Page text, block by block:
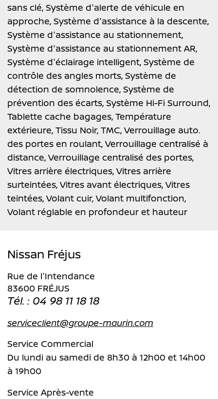
sans clé, Système d'alerte de véhicule en
approche, Système d'assistance à la descente,
Système d'assistance au stationnement,
Système d'assistance au stationnement AR,
Système d'éclairage intelligent, Système de
contrôle des angles morts, Système de
détection de somnolence, Système de
prévention des écarts, Système Hi-Fi Surround,
Tablette cache bagages, Température
extérieure, Tissu Noir, TMC, Verrouillage auto.
des portes en roulant, Verrouillage centralisé à
distance, Verrouillage centralisé des portes,
Vitres arrière électriques, Vitres arrière
surteintées, Vitres avant électriques, Vitres
teintées, Volant cuir, Volant multifonction,
Volant réglable en profondeur et hauteur
Nissan Fréjus
Rue de l'Intendance
83600 FRÉJUS
Tél. : 04 98 11 18 18
serviceclient@groupe-maurin.com
Service Commercial
Du lundi au samedi de 8h30 à 12h00 et 14h00
à 19h00
Service Après-vente